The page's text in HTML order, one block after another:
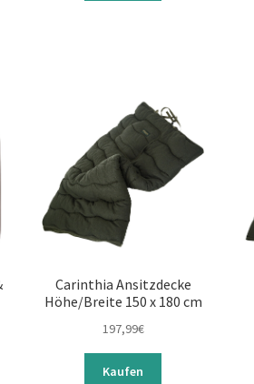
Carinthia Ansitzdecke
Höhe/Breite 150 x 180 cm
197,99€
Kaufen